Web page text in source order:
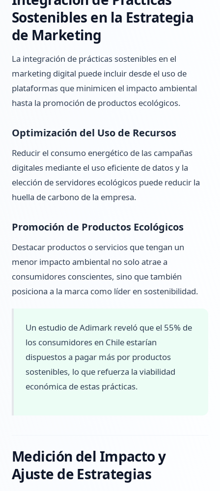
Sostenibles en la Estrategia
de Marketing
La integración de prácticas sostenibles en el
marketing digital puede incluir desde el uso de
plataformas que minimicen el impacto ambiental
hasta la promoción de productos ecológicos.
Optimización del Uso de Recursos
Reducir el consumo energético de las campañas
digitales mediante el uso eficiente de datos y la
elección de servidores ecológicos puede reducir la
huella de carbono de la empresa.
Promoción de Productos Ecológicos
Destacar productos o servicios que tengan un
menor impacto ambiental no solo atrae a
consumidores conscientes, sino que también
posiciona a la marca como líder en sostenibilidad.
Un estudio de Adimark reveló que el 55% de
los consumidores en Chile estarían
dispuestos a pagar más por productos
sostenibles, lo que refuerza la viabilidad
económica de estas prácticas.
Medición del Impacto y
Ajuste de Estrategias